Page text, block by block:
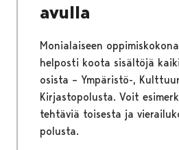
avulla
Monialaiseen
helposti koota sisältöjä
osista – Ympäristö-,
Kirjastopolusta. Voit
tehtäviä toisesta ja
polusta.